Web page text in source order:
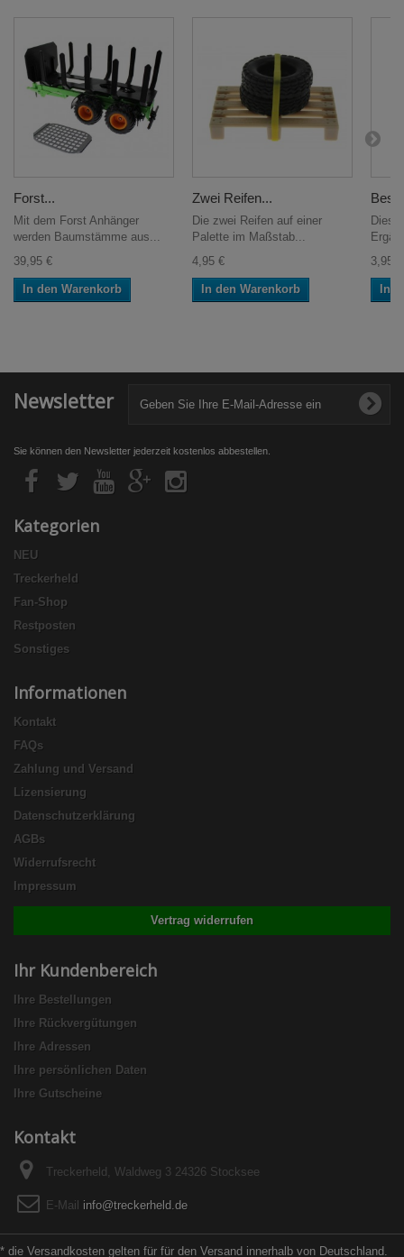
Forst...
Mit dem Forst Anhänger
werden Baumstämme aus...
39,95 €
In den Warenkorb
Zwei Reifen...
Die zwei Reifen auf einer
Palette im Maßstab...
4,95 €
In den Warenkorb
3,95 €
In
Newsletter
Sie können den Newsletter jederzeit kostenlos abbestellen.
Kategorien
NEU
Treckerheld
Fan-Shop
Restposten
Sonstiges
Informationen
Kontakt
FAQs
Zahlung und Versand
Lizensierung
Datenschutzerklärung
AGBs
Widerrufsrecht
Impressum
Vertrag widerrufen
Ihr Kundenbereich
Ihre Bestellungen
Ihre Rückvergütungen
Ihre Adressen
Ihre persönlichen Daten
Ihre Gutscheine
Kontakt
Treckerheld, Waldweg 3 24326 Stocksee
E-Mail info@treckerheld.de
* die Versandkosten gelten für für den Versand innerhalb von Deutschland.